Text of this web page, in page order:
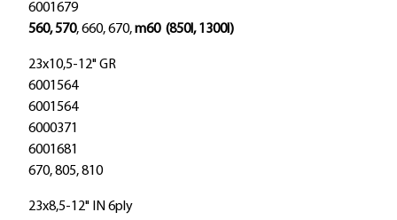
6001679
560, 570, 660, 670,m60 (850l, 1300l)
23x10,5-12" GR
6001564
6001564
6000371
6001681
670, 805, 810
23x8,5-12" IN 6ply